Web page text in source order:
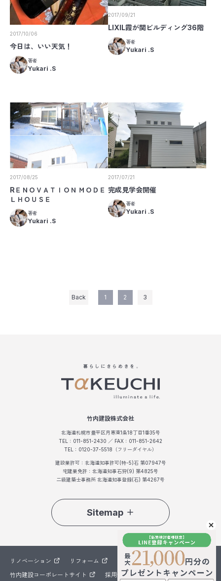
2017/10/06
今日は、いい天気！
著者
Yukari .S
2017/09/21
LIXIL霞が関ビルディング36階
著者
Yukari .S
2017/08/25
RＥＮＯＶＡＴＩＯＮ ＭＯＤＥ
ＬＨＯＵＳＥ
著者
Yukari .S
2017/07/21
完成見学会開催
著者
Yukari .S
Back 1 2 3
竹内建設株式会社
北海道札幌市豊平区月寒東1条18丁目1番35号
TEL：011-851-2430 ／ FAX：011-851-2642
TEL：0120-37-5518（フリーダイヤル）
建設業許可：北海道知事許可(特-5)石 第07947号
宅建業免許：北海道知事石狩(9) 第4825号
二級建築士事務所 北海道知事登録(石) 第4267号
Sitemap
リノベーション リフォーム
たけうち不動産
竹内建設コーポレートサイト
採用情報